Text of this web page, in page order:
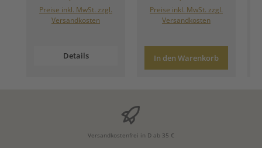
Preise inkl. MwSt. zzgl.
Versandkosten
Details
Preise inkl. MwSt. zzgl.
Versandkosten
In den Warenkorb
Versandkostenfrei in D ab 35 €